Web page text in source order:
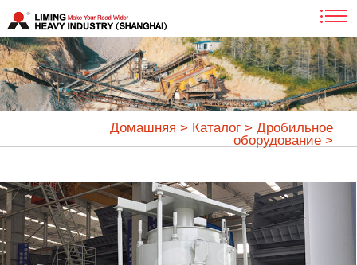
Домашняя > Каталог > Дробильное
оборудование >